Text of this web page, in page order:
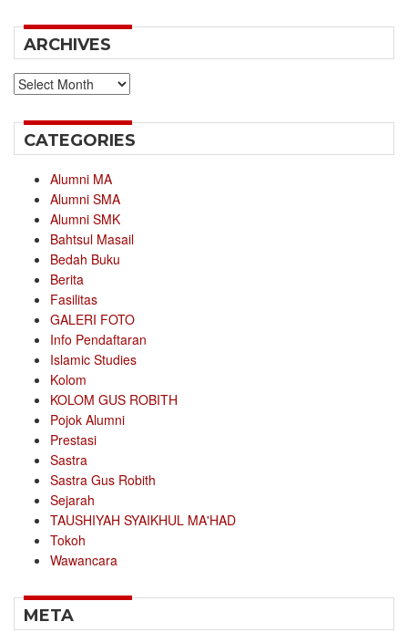
ARCHIVES
Archives
CATEGORIES
Alumni MA
Alumni SMA
Alumni SMK
Bahtsul Masail
Bedah Buku
Berita
Fasilitas
GALERI FOTO
Info Pendaftaran
Islamic Studies
Kolom
KOLOM GUS ROBITH
Pojok Alumni
Prestasi
Sastra
Sastra Gus Robith
Sejarah
TAUSHIYAH SYAIKHUL MA'HAD
Tokoh
Wawancara
META